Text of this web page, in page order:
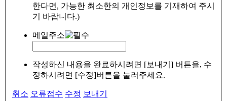
한다면, 가능한 최소한의 개인정보를 기재하여 주시
기 바랍니다.)
메일주소
작성하신 내용을 완료하시려면 [보내기] 버튼을, 수
정하시려면 [수정]버튼을 눌러주세요.
취소 오류접수 수정 보내기